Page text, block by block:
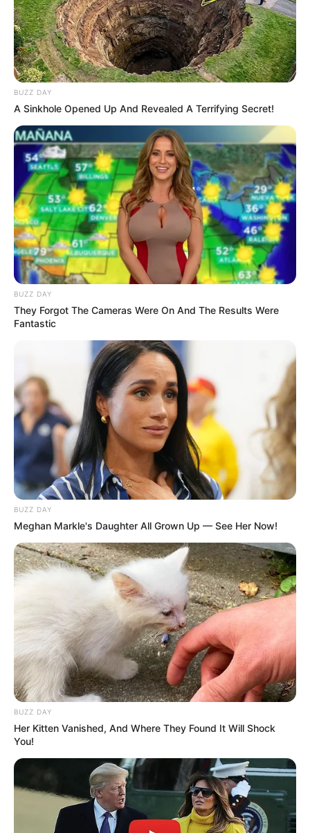
Foto – foto Savannah LaBrant
1. Warna matanya yang biru sangat memukau
(foto; instagram/@sav.labrant)
2. Mengikat sebagian rambutnya dan membiarkan sebagian
lainnya terurai
BUZZ DAY
A Sinkhole Opened Up And Revealed A Terrifying Secret!
BUZZ DAY
They Forgot The Cameras Were On And The Results Were
Fantastic
BUZZ DAY
Meghan Markle's Daughter All Grown Up — See Her Now!
BUZZ DAY
Her Kitten Vanished, And Where They Found It Will Shock
You!